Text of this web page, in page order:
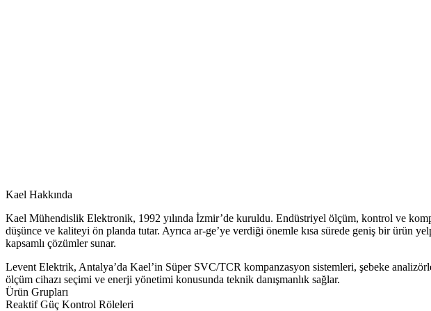
Kael Hakkında
Kael Mühendislik Elektronik, 1992 yılında İzmir’de kuruldu. Endüstriyel ölçüm, kontrol ve
düşünce ve kaliteyi ön planda tutar. Ayrıca ar-ge’ye verdiği önemle kısa sürede geniş bir ürün
kapsamlı çözümler sunar.
Levent Elektrik, Antalya’da Kael’in Süper SVC/TCR kompanzasyon sistemleri, şebeke
ölçüm cihazı seçimi ve enerji yönetimi konusunda teknik danışmanlık sağlar.
Ürün Grupları
Reaktif Güç Kontrol Röleleri